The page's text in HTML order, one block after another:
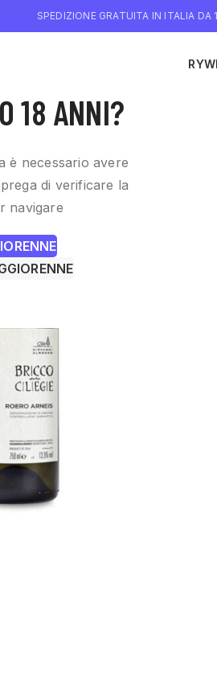
18 ANNI?
è necessario avere
di verificare la
navigare
SPEDIZIONE GRATUITA IN ITALIA
WINE DELIVERY